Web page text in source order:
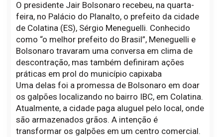
O presidente Jair Bolsonaro recebeu, na quarta-
feira, no Palácio do Planalto, o prefeito da cidade
de Colatina (ES), Sérgio Meneguelli. Conhecido
como “o melhor prefeito do Brasil”, Meneguelli e
Bolsonaro travaram uma conversa em clima de
descontração, mas também definiram ações
práticas em prol do município capixaba
Uma delas foi a promessa de Bolsonaro em doar
os galpões localizando no bairro IBC, em Colatina.
Atualmente, a cidade paga aluguel pelo local, onde
são armazenados grãos. A intenção é
transformar os galpões em um centro comercial.